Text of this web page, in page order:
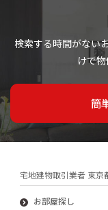
検索する時間がない
けで
簡
宅地建物取引業者 東京
お部屋探し